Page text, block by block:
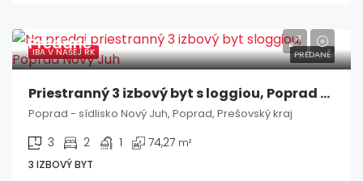
IBA V NAŠEJ RK PREDANÉ
Predané
Priestranný 3 izbový byt s loggiou, Poprad / Nový Juh
Poprad - sídlisko Nový Juh, Poprad, Prešovský kraj
3 2 1 74,27 m²
3 IZBOVÝ BYT